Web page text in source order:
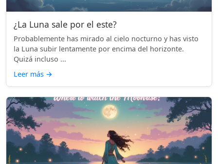
¿La Luna sale por el este?
Probablemente has mirado al cielo nocturno y has visto
la Luna subir lentamente por encima del horizonte.
Quizá incluso ...
Leer más →